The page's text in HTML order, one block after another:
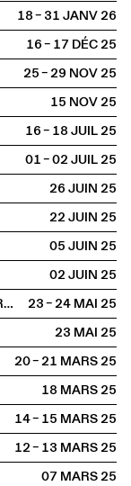
18 – 31 JANV2026
16 – 17 DÉC2025
25 – 29 NOV2025
15 NOV2025
16 – 18 JUIL2025
01 – 02 JUIL2025
26 JUIN2025
22 JUIN2025
05 JUIN2025
02 JUIN2025
COMPAGNIE SANTOOR | LÉA DESCHAINTRES & ILARIO SANTORO
23 – 24 MAI2025
23 MAI2025
20 – 21 MARS2025
18 MARS2025
14 – 15 MARS2025
12 – 13 MARS2025
07 MARS2025